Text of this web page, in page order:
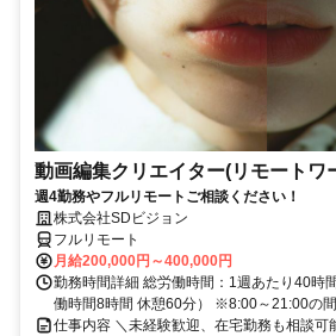
動画編集クリエイター(リモートワ
週4勤務やフルリモートご相談ください！
株式会社SDビジョン
フルリモート
月給200,000円～400,000円
勤務時間詳細 総労働時間：1週あたり40時
働時間8時間 休憩60分） ※8:00～21:00の
仕事内容 ＼未経験歓迎、在宅勤務も相談可